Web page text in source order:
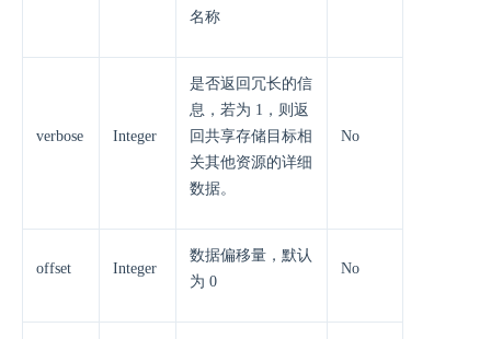
名称
verbose Integer
是否返回冗长的信
息，若为 1，则返
回共享存储目标相
关其他资源的详细
数据。
No
offset Integer
数据偏移量，默认
为 0
No